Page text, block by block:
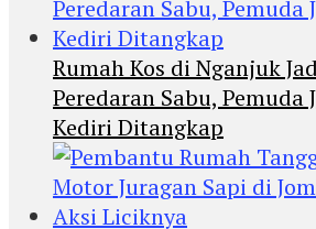
Rumah Kos di Nganjuk
Peredaran Sabu, Pemuda
Kediri Ditangkap